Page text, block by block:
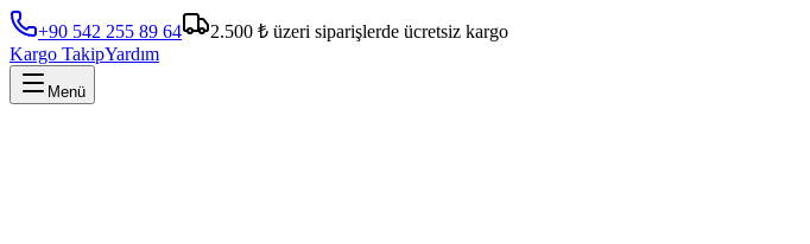
+90 542 255 89 64
2.500 ₺ üzeri siparişlerde ücretsiz kargo
Kargo TakipYardım
Menü